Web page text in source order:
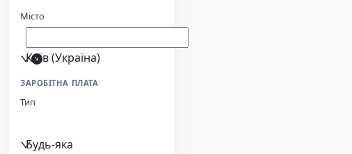
Місто
Київ (Україна)
ЗАРОБІТНА ПЛАТА
Тип
Будь-яка